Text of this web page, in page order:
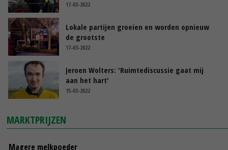
17-03-2022
Lokale partijen groeien en worden opnieuw
de grootste
17-03-2022
Jeroen Wolters: 'Ruimtediscussie gaat mij
aan het hart'
15-03-2022
MARKTPRIJZEN
Magere melkpoeder